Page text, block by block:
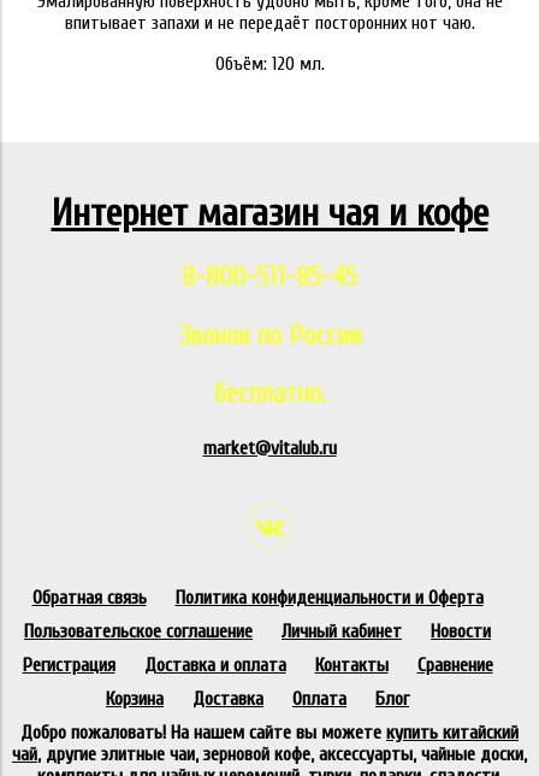
впитывает запахи и не передаёт посторонних нот чаю.
Объём: 120 мл.
Интернет магазин чая и кофе
8-800-511-85-45
Звонок по России
бесплатно.
market@vitalub.ru
Обратная связь
Политика конфиденциальности и Оферта
Пользовательское соглашение
Личный кабинет
Новости
Регистрация
Доставка и оплата Контакты
Сравнение
Корзина
Доставка Оплата
Блог
Добро пожаловать! На нашем сайте вы можете купить китайский
чай, другие элитные чаи, зерновой кофе, аксессуарты, чайные доски,